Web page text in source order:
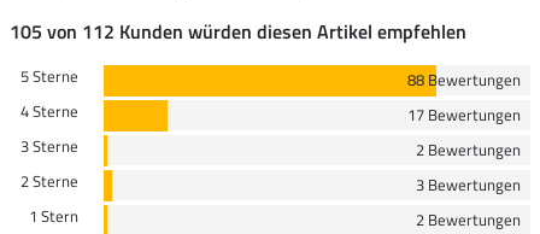
105 von 112 Kunden würden diesen Artikel empfehlen
5 Sterne
88 Bewertungen
4 Sterne
17 Bewertungen
3 Sterne
2 Bewertungen
2 Sterne
3 Bewertungen
1 Stern
2 Bewertungen